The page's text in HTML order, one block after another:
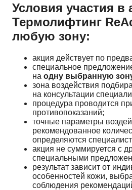
Условия участия в
Термолифтинг
любую зону:
акция действует по
специальное
на одну выбранную
зона воздействия
на консультации
процедура проводится
противопоказаний;
точные параметры
рекомендованное
определяются
акция не суммируется с
специальными
результат зависит от
особенностей кожи,
соблюдения